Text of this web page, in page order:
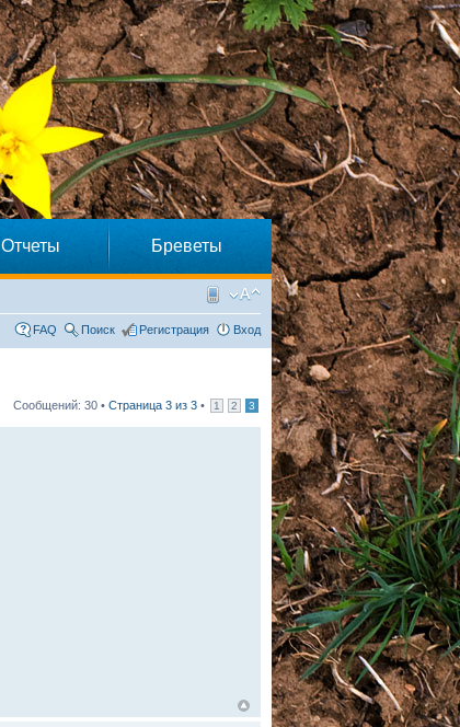
Отчеты Бреветы
FAQ Поиск Регистрация Вход
Сообщений: 30 • Страница 3 из 3 • 1 2 3